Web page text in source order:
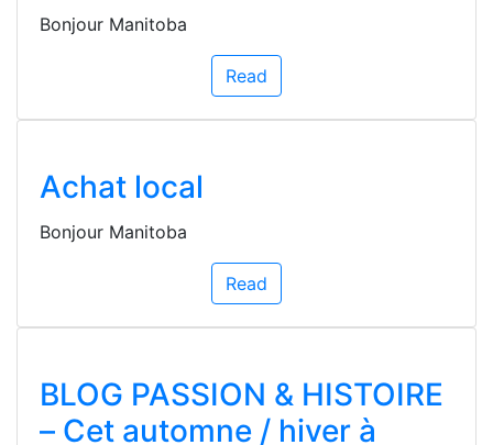
Bonjour Manitoba
Read
Achat local
Bonjour Manitoba
Read
BLOG PASSION & HISTOIRE
– Cet automne / hiver à